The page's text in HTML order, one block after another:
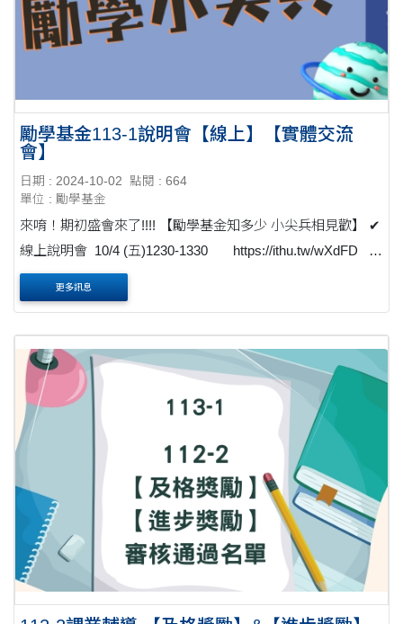
勵學基金113-1說明會【線上】【實體交流
會】
日期 : 2024-10-02
點閱 : 664
單位 : 勵學基金
來唷！期初盛會來了!!!! 【勵學基金知多少 小尖兵相見歡】 ✔
線上說明會 10/4 (五)1230-1330 https://ithu.tw/wXdFD ✔
歡聚交流會 10/17 (四)1800-1930 ✩學務處 4樓 ....
更多訊息